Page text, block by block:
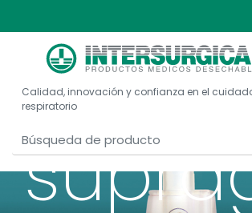
United Kingdom
United States
België, Nederlands
Belgique, Français
Canada, English
Calidad, innovación y confianza en el
respiratorio
i-gel®